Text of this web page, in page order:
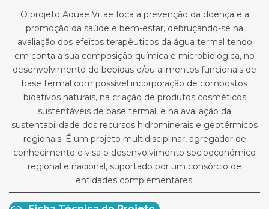
O projeto Aquae Vitae foca a prevenção da doença e a
promoção da saúde e bem-estar, debruçando-se na
avaliação dos efeitos terapêuticos da água termal tendo
em conta a sua composição química e microbiológica, no
desenvolvimento de bebidas e/ou alimentos funcionais de
base termal com possível incorporação de compostos
bioativos naturais, na criação de produtos cosméticos
sustentáveis de base termal, e na avaliação da
sustentabilidade dos recursos hidrominerais e geotérmicos
regionais. É um projeto multidisciplinar, agregador de
conhecimento e visa o desenvolvimento socioeconómico
regional e nacional, suportado por um consórcio de
entidades complementares.